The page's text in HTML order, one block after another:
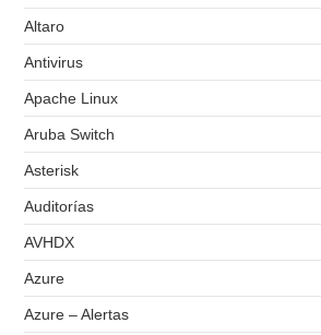
Altaro
Antivirus
Apache Linux
Aruba Switch
Asterisk
Auditorías
AVHDX
Azure
Azure – Alertas